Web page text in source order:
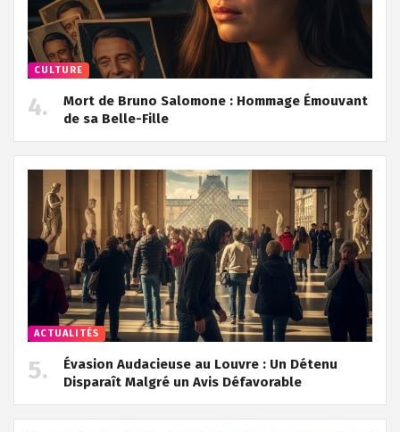
CULTURE
Mort de Bruno Salomone : Hommage Émouvant
de sa Belle-Fille
ACTUALITÉS
Évasion Audacieuse au Louvre : Un Détenu
Disparaît Malgré un Avis Défavorable